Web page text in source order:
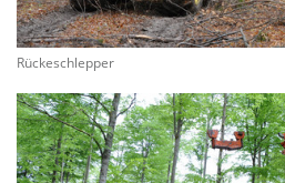
Rückeschlepper